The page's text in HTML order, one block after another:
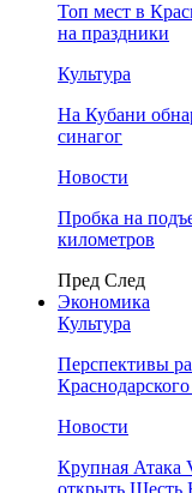
Топ мест в
на праздники
Культура
На Кубани
синагог
Новости
Пробка на
километров
Пред След
Экономика
Культура
Перспективы
Новости
Крупная Атака
открыть Шесть